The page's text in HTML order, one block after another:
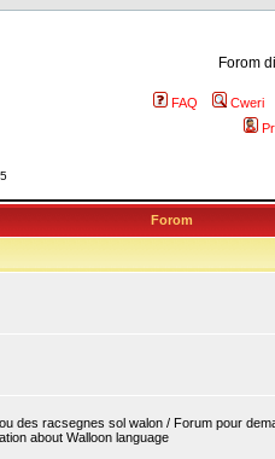
Forom
FAQ
Cweri
Forom
des racsegnes sol walon / Forum pour
about Walloon language